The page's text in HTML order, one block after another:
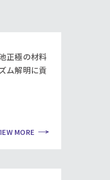
正極の材料
ム解明に貢
MORE